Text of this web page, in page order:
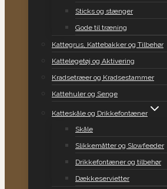
Sticks og stænger
Gode til træning
Kattegrus, Kattebakker og Tilbehør
Kattelegetøj og Aktivering
Kradsetræer og Kradsestammer
Kattehuler og Senge
Katteskåle og Drikkefontæner
Skåle
Slikkemåtter og Slowfeeder
Drikkefontæner og tilbehør
Dækkeservietter